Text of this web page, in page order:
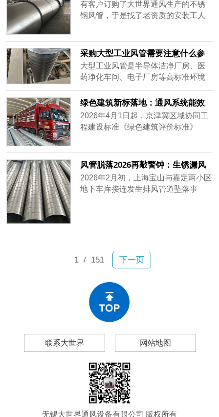
免损坏。常年做通风工程的客户知道
怎么分辨白铁皮镀锌风管的质量好
量好的白铁......
界通风]
有客户订购了大世界通风生产的不锈
钢风管，于是找了老资质的安装工人
不一样，同样的尺寸安装的时候，明
显重了不少，而且不会扁，侧弯幅度
很小，说明风管厚实，强度大抗压能
力强，使用寿命肯定很长。
采购大型工业风管需要注意什么参
数？——2026年主流通风设备供应
商对比分析
大型工业风管是半导体洁净厂房、医
药净化车间、电子厂房等高标准环境
的核心基础设施。采购时不仅需要关
注材质、厚度、密封性等硬性参数，
还要评估供应商的加工精度、交付周
期及全流程服务能力。很多用户在搜
护成本。本文将从加工精度、材质适
配、交付保障三个维度，对比市场主
流供应商——宏达风管、安达通风以
绿色建筑新标落地：通风系统能效
纳入强制指标，风管行业迎低碳转
型
2026年4月1日起，京津冀区域协同工
程建设标准《绿色建筑评价标准》
节，通风系统能效指标从推荐性要求
升级为强制评价内容，新建建筑通风
系统能效上限值较2020版标准收紧约
18%。
风管脱落2026再敲警钟：生锈漏风
别等砸下来再换
2026年2月初，上海宝山与嘉定两小区
地下车库接连发生排风管道坠落事
落。所幸均未造成人员伤亡，然而连
续两起事故为工程和物业管理领域敲
落绝非偶然现象。
1/ 151 下一页
联系大世界 网站地图
无锡大世界通风设备有限公司 版权所有